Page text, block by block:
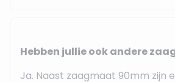
Hebben jullie ook andere
Ja. Naast zaagmaat 90mm zijn